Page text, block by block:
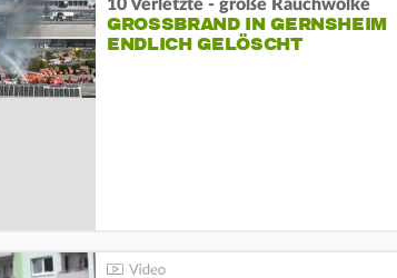
10 Verletzte - große Rauchwolke
GROSSBRAND IN GERNSHEIM E
NDLICH GELÖSCHT